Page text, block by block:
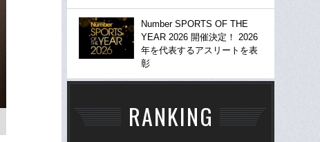
Number SPORTS OF THE
YEAR 2026 開催決定！ 2026
年を代表するアスリートを表
彰
RANKING